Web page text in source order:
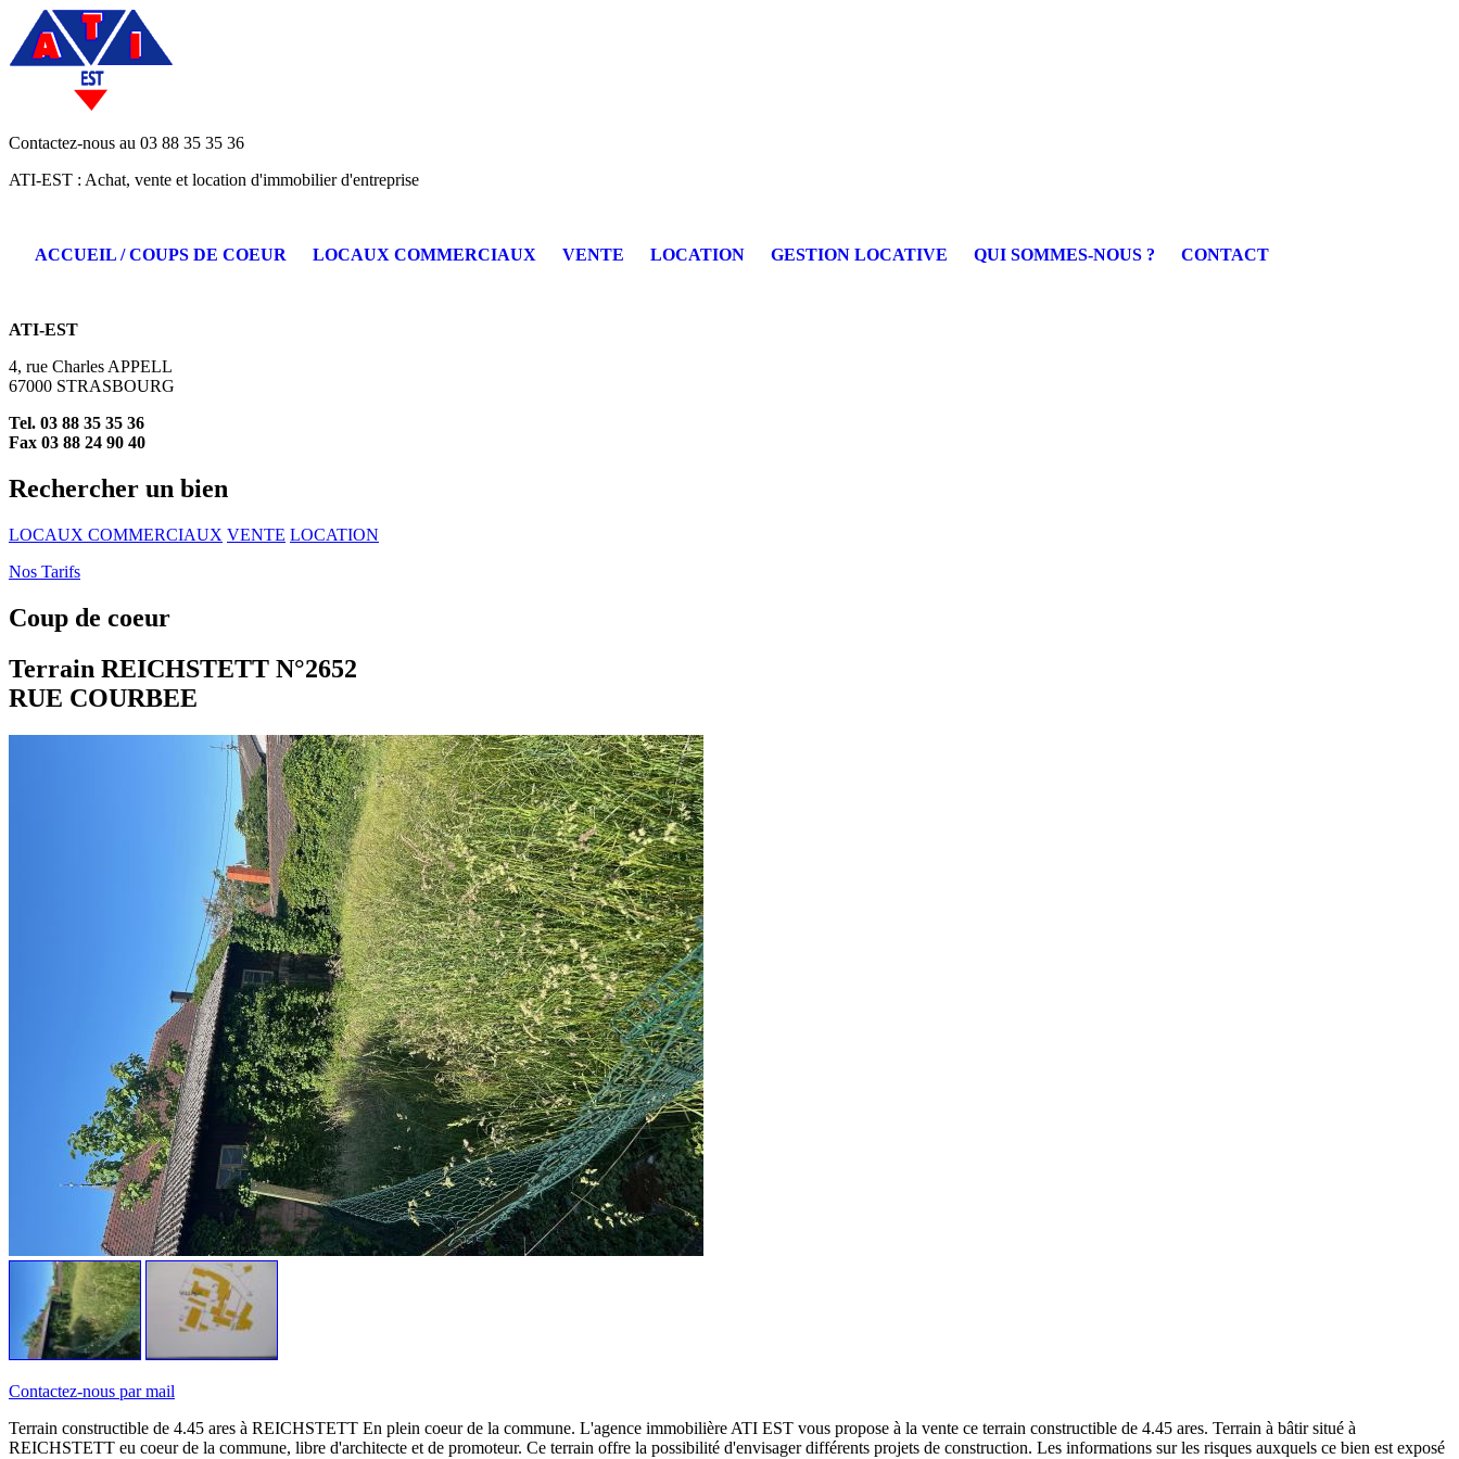
Contactez-nous au 03 88 35 35 36
ATI-EST : Achat, vente et location d'immobilier d'entreprise
ACCUEIL / COUPS DE COEUR LOCAUX COMMERCIAUX VENTE LOCATION GESTION LOCATIVE QUI SOMMES-NOUS ? CONTACT
ATI-EST
4, rue Charles APPELL
67000 STRASBOURG
Tel. 03 88 35 35 36
Fax 03 88 24 90 40
Rechercher un bien
LOCAUX COMMERCIAUX VENTE LOCATION
Nos Tarifs
Coup de coeur
Terrain REICHSTETT N°2652
RUE COURBEE
Contactez-nous par mail
Terrain constructible de 4.45 ares à REICHSTETT En plein coeur de la commune. L'agence immobilière ATI EST vous propose à la vente ce terrain constructible de 4.45 ares. Terrain à bâtir situé à
REICHSTETT eu coeur de la commune, libre d'architecte et de promoteur. Ce terrain offre la possibilité d'envisager différents projets de construction. Les informations sur les risques auxquels ce bien est exposé